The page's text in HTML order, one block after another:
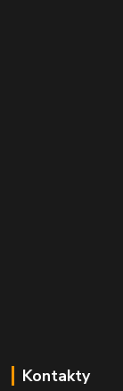
Kontakty